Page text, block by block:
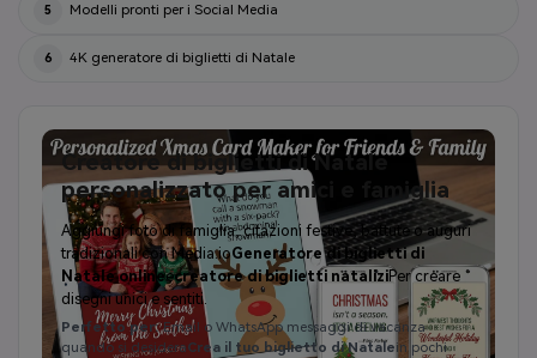
5 Modelli pronti per i Social Media
6 4K generatore di biglietti di Natale
Creatore di biglietti di Natale
personalizzato per amici e famiglia
Aggiungi foto di famiglia, citazioni festive, battute o auguri
tradizionali con Media.ioGeneratore di biglietti di
Natale onlineecreatore di biglietti nataliziPer creare
disegni unici e sentiti.
Perfetto per: Email o WhatsApp messaggi di vacanza
quando si desideraCrea il tuo biglietto di Natalein pochi